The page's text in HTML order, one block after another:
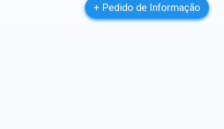
+ Pedido de Informação